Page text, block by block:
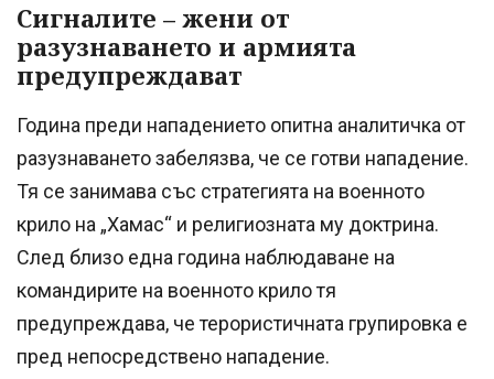
Сигналите – жени от
разузнаването и армията
предупреждават
Година преди нападението опитна аналитичка от
разузнаването забелязва, че се готви нападение.
Тя се занимава със стратегията на военното
крило на „Хамас“ и религиозната му доктрина.
След близо една година наблюдаване на
командирите на военното крило тя
предупреждава, че терористичната групировка е
пред непосредствено нападение.